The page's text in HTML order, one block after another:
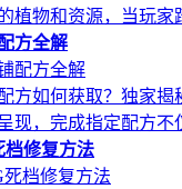
植物和资源，当玩家
方全解
方如何获取？独家
现，完成指定配方不
档修复方法